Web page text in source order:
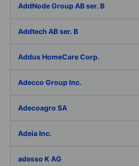
AddNode Group AB ser. B
Addtech AB ser. B
Addus HomeCare Corp.
Adecco Group Inc.
Adecoagro SA
Adeia Inc.
adesso K AG